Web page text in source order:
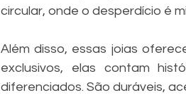
circular, onde o desperdício é
Além disso, essas joias
exclusivos, elas contam
diferenciados. São duráveis,